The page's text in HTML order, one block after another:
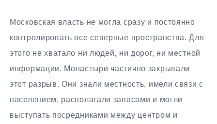
Московская власть не могла сразу и постоянно
контролировать все северные пространства. Для
этого не хватало ни людей, ни дорог, ни местной
информации. Монастыри частично закрывали
этот разрыв. Они знали местность, имели связи с
населением, располагали запасами и могли
выступать посредниками между центром и